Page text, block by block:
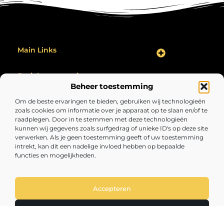
Beheer toestemming
Om de beste ervaringen te bieden, gebruiken wij technologieën
zoals cookies om informatie over je apparaat op te slaan en/of te
raadplegen. Door in te stemmen met deze technologieën
kunnen wij gegevens zoals surfgedrag of unieke ID's op deze site
verwerken. Als je geen toestemming geeft of uw toestemming
intrekt, kan dit een nadelige invloed hebben op bepaalde
functies en mogelijkheden.
Accepteren
Main Links
Bericht categorie
Volopgezond.nl – Jouw bron van inspirerende
Lees artikelen en blogs over alles wat het leven interessant, verrassend
en de moeite waard maakt.
@2025 All Right Reserved. Design bywww.volopgezond.nl.